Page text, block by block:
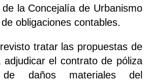
la Concejalía de Urbanismo
obligaciones contables.
tratar las propuestas de
adjudicar el contrato de póliza
daños materiales del